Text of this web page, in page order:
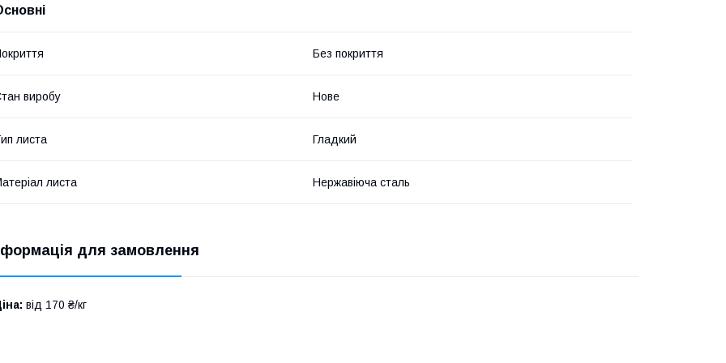
Без покриття
виробу Нове
листа Гладкий
листа Нержавіюча сталь
для замовлення
від 170 ₴/кг